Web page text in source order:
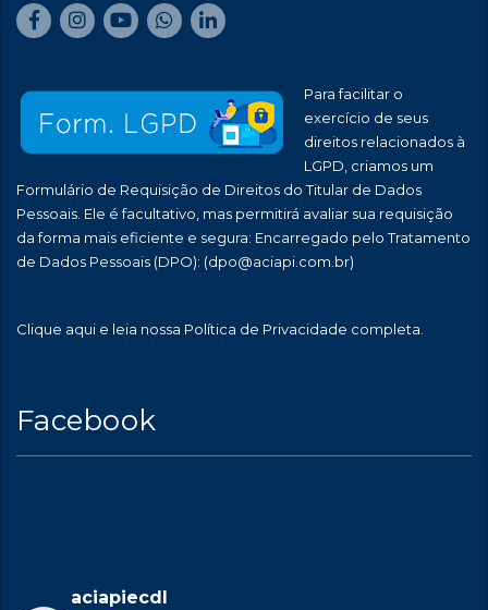
Para facilitar o
exercício de seus
direitos relacionados à
LGPD, criamos um
Formulário de Requisição de Direitos do Titular de Dados
Pessoais. Ele é facultativo, mas permitirá avaliar sua requisição
da forma mais eficiente e segura: Encarregado pelo Tratamento
de Dados Pessoais (DPO): (dpo@aciapi.com.br)
Clique aqui e leia nossa Política de Privacidade completa.
Facebook
aciapiecdl